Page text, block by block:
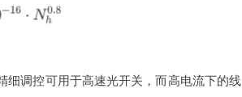
细调控可用于高速光开关，而高电流下的线